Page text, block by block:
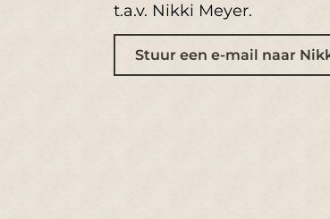
t.a.v. Nikki Meyer.
Stuur een e-mail naar